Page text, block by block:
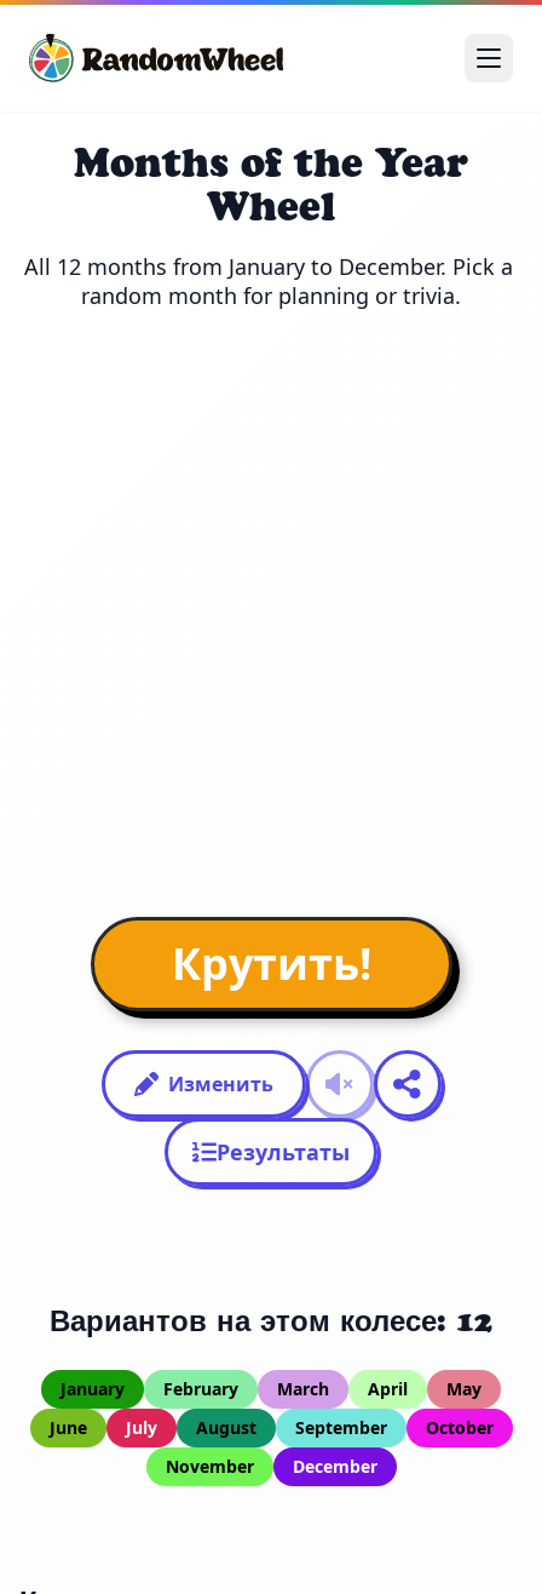
Months of the Year
Wheel
All 12 months from January to December. Pick a
random month for planning or trivia.
Крутить!
Изменить
Результаты
Вариантов на этом колесе: 12
January February March April
May
June
July August September
October
November
December